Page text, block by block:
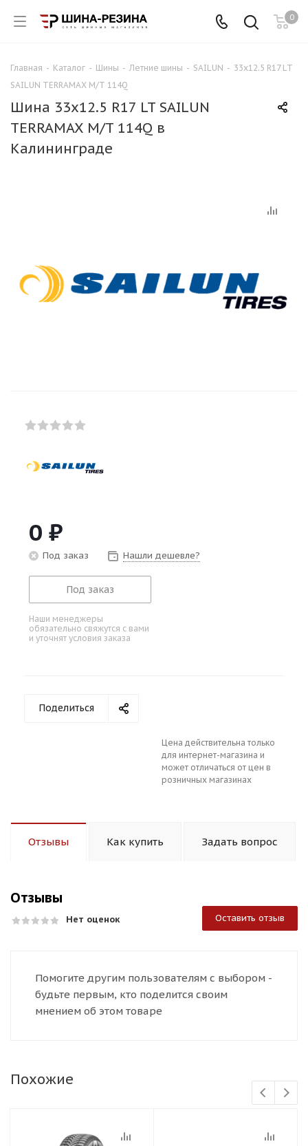
0
Главная - Каталог - Шины - Летние шины - SAILUN - 33x12.5 R17 LT
SAILUN TERRAMAX M/T 114Q
Шина 33x12.5 R17 LT SAILUN
TERRAMAX M/T 114Q в
Калининграде
0 ₽
Под заказ Нашли дешевле?
Под заказ
Наши менеджеры
обязательно свяжутся с вами
и уточнят условия заказа
Поделиться
Цена действительна только
для интернет-магазина и
может отличаться от цен в
розничных магазинах
Отзывы Как купить Задать вопрос
Отзывы
Нет оценок Оставить отзыв
Помогите другим пользователям с выбором -
будьте первым, кто поделится своим
мнением об этом товаре
Похожие